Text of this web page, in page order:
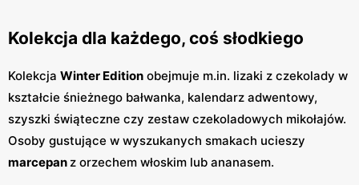
Kolekcja dla każdego, coś słodkiego
Kolekcja Winter Edition obejmuje m.in. lizaki z czekolady w
kształcie śnieżnego bałwanka, kalendarz adwentowy,
szyszki świąteczne czy zestaw czekoladowych mikołajów.
Osoby gustujące w wyszukanych smakach ucieszy
marcepanz orzechem włoskim lub ananasem.